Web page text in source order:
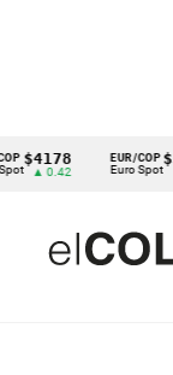
EUR/COP
Euro Spot
$3639
—